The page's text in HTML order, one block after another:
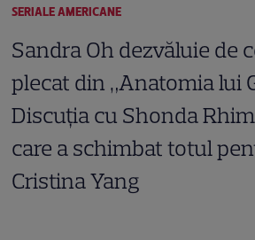
SERIALE AMERICANE
Sandra Oh dezvăluie de
plecat din „Anatomia lui
Discuția cu Shonda
care a schimbat totul
Cristina Yang